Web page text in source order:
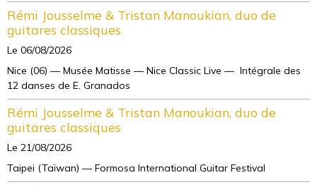
Rémi Jousselme & Tristan Manoukian, duo de
guitares classiques
Le 06/08/2026
Nice (06) — Musée Matisse — Nice Classic Live — Intégrale des
12 danses de E. Granados
Rémi Jousselme & Tristan Manoukian, duo de
guitares classiques
Le 21/08/2026
Taipei (Taïwan) — Formosa International Guitar Festival